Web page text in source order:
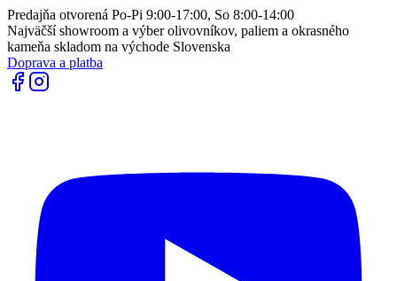
Predajňa otvorená Po-Pi 9:00-17:00, So 8:00-14:00
Najväčší showroom a výber olivovníkov, paliem a okrasného
kameňa skladom na východe Slovenska
Doprava a platba